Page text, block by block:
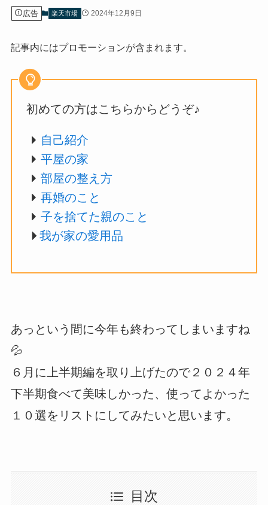
広告 楽天市場 2024年12月9日
記事内にはプロモーションが含まれます。
初めての方はこちらからどうぞ♪
自己紹介
平屋の家
部屋の整え方
再婚のこと
子を捨てた親のこと
我が家の愛用品
あっという間に今年も終わってしまいますね
💦
６月に上半期編を取り上げたので２０２４年
下半期食べて美味しかった、使ってよかった
１０選をリストにしてみたいと思います。
目次